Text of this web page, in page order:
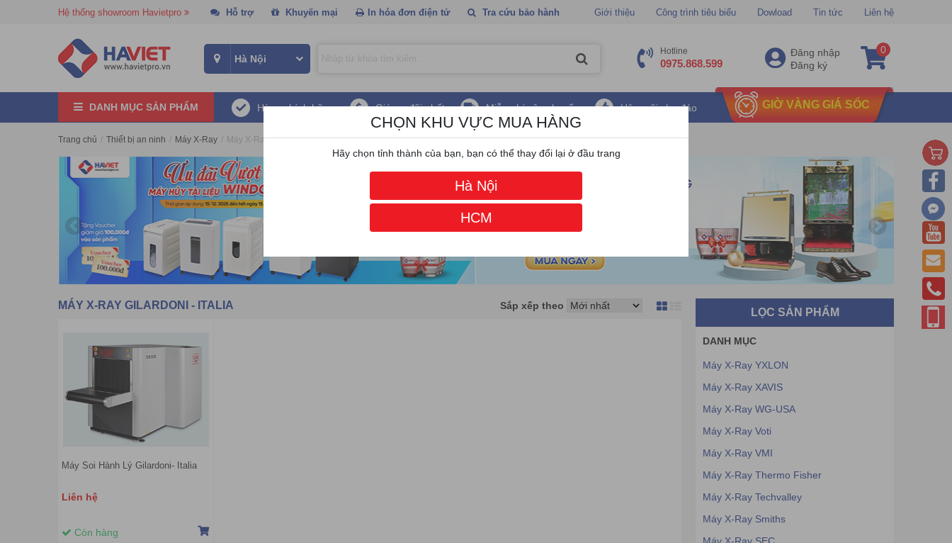
Hệ thống showroom Havietpro Hỗ trợ Khuyến mại In hóa đơn điện tử Tra cứu bảo hành Giới thiệu Công trình tiêu biểu Dowload Tin tức Liên hệ
Hotline
0975.868.599
Đăng nhập
Đăng ký
0
DANH MỤC SẢN PHẨM Hàng chính hãng Giá ưu đãi nhất Miễn phí vận chuyển Hậu mãi chu đáo GIỜ VÀNG GIÁ SỐC
Trang chủ / Thiết bị an ninh / Máy X-Ray / Máy X-Ray Gilardoni - Italia
MÁY X-RAY GILARDONI - ITALIA Sắp xếp theo
Máy Soi Hành Lý Gilardoni- Italia
Liên hệ
Còn hàng
LỌC SẢN PHẨM
DANH MỤC
Máy X-Ray YXLON
Máy X-Ray XAVIS
Máy X-Ray WG-USA
Máy X-Ray Voti
Máy X-Ray VMI
Máy X-Ray Thermo Fisher
Máy X-Ray Techvalley
Máy X-Ray Smiths
CHỌN KHU VỰC MUA HÀNG
Hãy chọn tỉnh thành của bạn, bạn có thể thay đổi lại ở đầu trang
Hà Nội
HCM